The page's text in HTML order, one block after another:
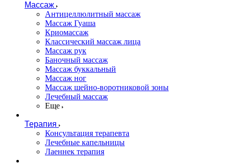
Массаж
Антицеллюлитный массаж
Массаж Гуаша
Криомассаж
Классический массаж лица
Массаж рук
Баночный массаж
Массаж буккальный
Массаж ног
Массаж шейно-воротниковой зоны
Лечебный массаж
Еще
Терапия
Консультация терапевта
Лечебные капельницы
Лаеннек терапия